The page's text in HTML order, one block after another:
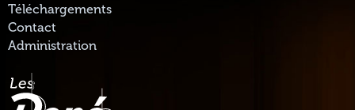
Téléchargements
Contact
Administration